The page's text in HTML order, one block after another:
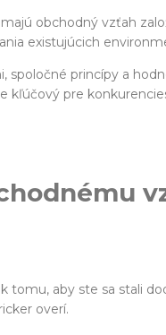
obchodný vzťah
existujúcich
spoločné princípy a
kľúčový pre
tomu, aby ste sa stali
overí.